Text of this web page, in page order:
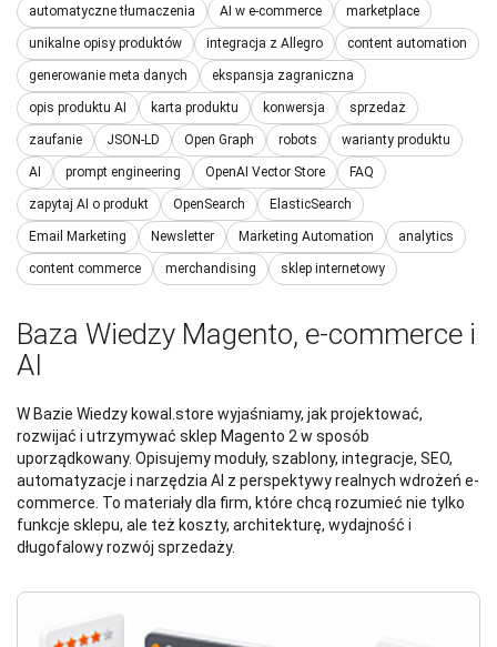
Baza Wiedzy Magento, e-commerce i
AI
W Bazie Wiedzy kowal.store wyjaśniamy, jak projektować,
rozwijać i utrzymywać sklep Magento 2 w sposób
uporządkowany. Opisujemy moduły, szablony, integracje, SEO,
automatyzacje i narzędzia AI z perspektywy realnych wdrożeń e-
commerce. To materiały dla firm, które chcą rozumieć nie tylko
funkcje sklepu, ale też koszty, architekturę, wydajność i
długofalowy rozwój sprzedaży.
automatyczne tłumaczenia AI w e-commerce marketplace
unikalne opisy produktów integracja z Allegro content automation
generowanie meta danych ekspansja zagraniczna
opis produktu AI karta produktu konwersja sprzedaż
zaufanie JSON-LD Open Graph robots warianty produktu
AI prompt engineering OpenAI Vector Store FAQ
zapytaj AI o produkt OpenSearch ElasticSearch
Email Marketing Newsletter Marketing Automation analytics
content commerce merchandising sklep internetowy